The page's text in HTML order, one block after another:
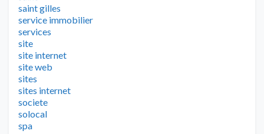
saint gilles
service immobilier
services
site
site internet
site web
sites
sites internet
societe
solocal
spa